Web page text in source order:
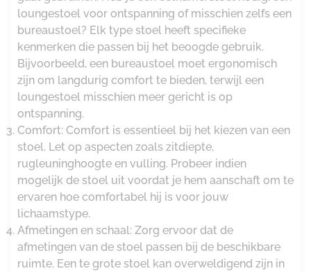
loungestoel voor ontspanning of misschien zelfs een
bureaustoel? Elk type stoel heeft specifieke
kenmerken die passen bij het beoogde gebruik.
Bijvoorbeeld, een bureaustoel moet ergonomisch
zijn om langdurig comfort te bieden, terwijl een
loungestoel misschien meer gericht is op
ontspanning.
Comfort: Comfort is essentieel bij het kiezen van een
stoel. Let op aspecten zoals zitdiepte,
rugleuninghoogte en vulling. Probeer indien
mogelijk de stoel uit voordat je hem aanschaft om te
ervaren hoe comfortabel hij is voor jouw
lichaamstype.
Afmetingen en schaal: Zorg ervoor dat de
afmetingen van de stoel passen bij de beschikbare
ruimte. Een te grote stoel kan overweldigend zijn in